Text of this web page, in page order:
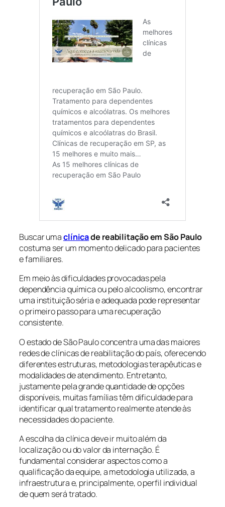
Buscar umaclínicade reabilitação em São Paulo
costuma ser um momento delicado para pacientes
e familiares.
Em meio às dificuldades provocadas pela
dependência química ou pelo alcoolismo, encontrar
uma instituição séria e adequada pode representar
o primeiro passo para uma recuperação
consistente.
O estado de São Paulo concentra uma das maiores
redes de clínicas de reabilitação do país, oferecendo
diferentes estruturas, metodologias terapêuticas e
modalidades de atendimento. Entretanto,
justamente pela grande quantidade de opções
disponíveis, muitas famílias têm dificuldade para
identificar qual tratamento realmente atende às
necessidades do paciente.
A escolha da clínica deve ir muito além da
localização ou do valor da internação. É
fundamental considerar aspectos como a
qualificação da equipe, a metodologia utilizada, a
infraestrutura e, principalmente, o perfil individual
de quem será tratado.